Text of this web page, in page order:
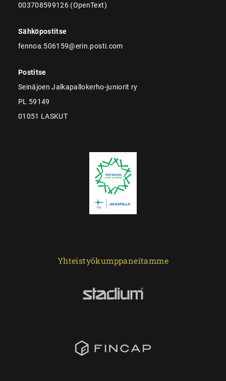
003708599126 (OpenText)
Sähköpostitse
fennoa.506159@erin.posti.com
Postitse
Seinäjoen Jalkapallokerho-juniorit ry
PL 59149
01051 LASKUT
Yhteistyökumppaneitamme